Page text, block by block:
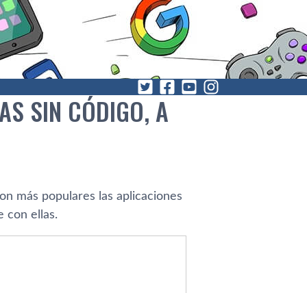
SIN CÓDIGO, A
más populares las aplicaciones
con ellas.